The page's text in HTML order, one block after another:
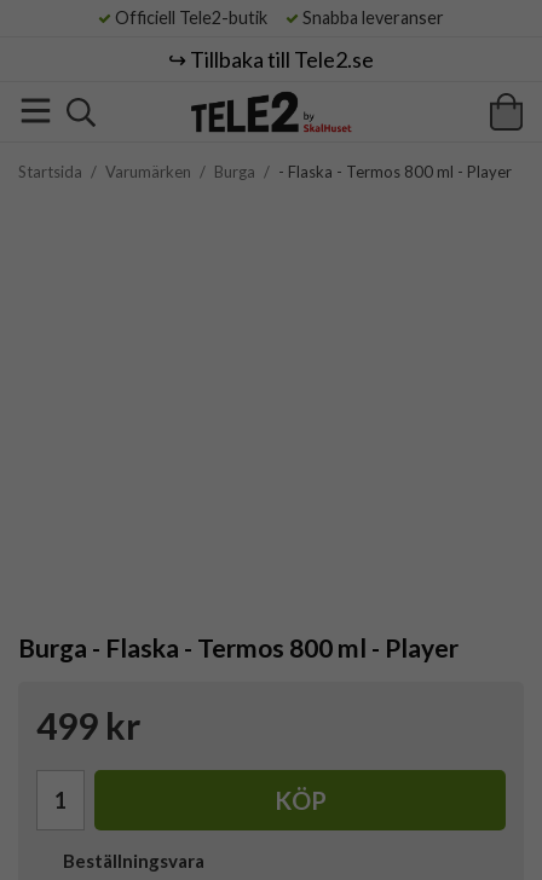
Officiell Tele2-butik Snabba leveranser
↪️ Tillbaka till Tele2.se
Startsida / Varumärken / Burga / - Flaska - Termos 800 ml - Player
Burga - Flaska - Termos 800 ml - Player
499 kr
KÖP
Beställningsvara